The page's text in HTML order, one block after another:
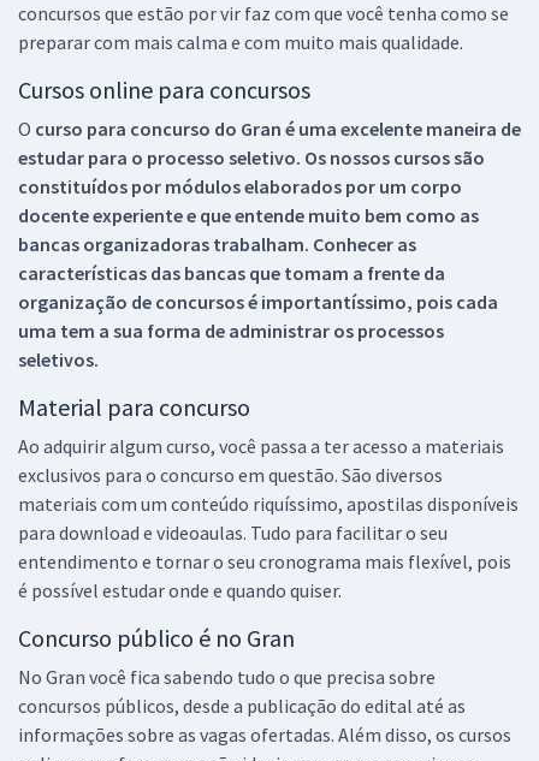
concursos que estão por vir faz com que você tenha como se
preparar com mais calma e com muito mais qualidade.
Cursos online para concursos
O curso para concurso do Gran é uma excelente maneira de
estudar para o processo seletivo. Os nossos cursos são
constituídos por módulos elaborados por um corpo
docente experiente e que entende muito bem como as
bancas organizadoras trabalham. Conhecer as
características das bancas que tomam a frente da
organização de concursos é importantíssimo, pois cada
uma tem a sua forma de administrar os processos
seletivos.
Material para concurso
Ao adquirir algum curso, você passa a ter acesso a materiais
exclusivos para o concurso em questão. São diversos
materiais com um conteúdo riquíssimo, apostilas disponíveis
para download e videoaulas. Tudo para facilitar o seu
entendimento e tornar o seu cronograma mais flexível, pois
é possível estudar onde e quando quiser.
Concurso público é no Gran
No Gran você fica sabendo tudo o que precisa sobre
concursos públicos, desde a publicação do edital até as
informações sobre as vagas ofertadas. Além disso, os cursos